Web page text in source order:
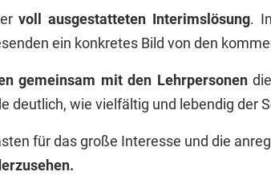
voll ausgestatteten Interimslösung.
ein konkretes Bild von den
gemeinsam mit den Lehrpersonendie
deutlich, wie vielfältig und lebendig der
für das große Interesse und die